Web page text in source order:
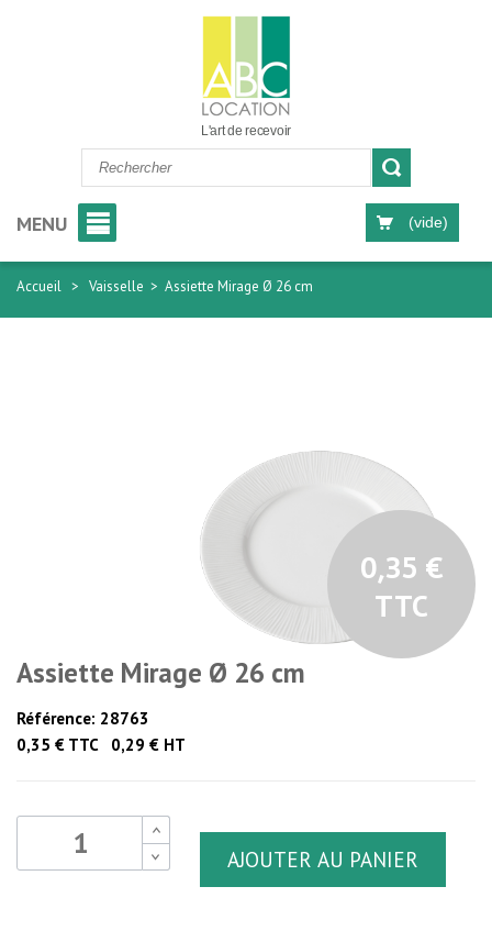
L'art de recevoir
MENU (vide)
Accueil > Vaisselle > Assiette Mirage Ø 26 cm
0,35 €
TTC
Assiette Mirage Ø 26 cm
Référence: 28763
0,35 € TTC 0,29 € HT
B
B AJOUTER AU PANIER